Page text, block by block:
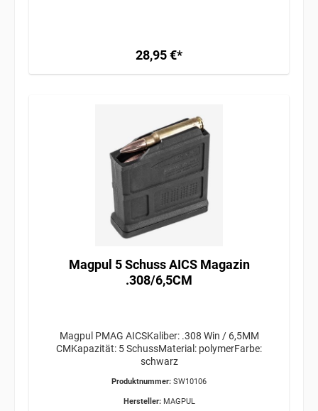
28,95 €*
Magpul 5 Schuss AICS Magazin
.308/6,5CM
Magpul PMAG AICSKaliber: .308 Win / 6,5MM
CMKapazität: 5 SchussMaterial: polymerFarbe:
schwarz
Produktnummer: SW10106
Hersteller: MAGPUL